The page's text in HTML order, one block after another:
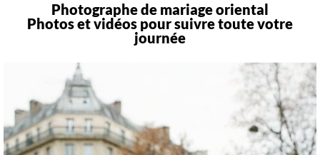
Photographe de mariage oriental
Photos et vidéos pour suivre toute votre
journée